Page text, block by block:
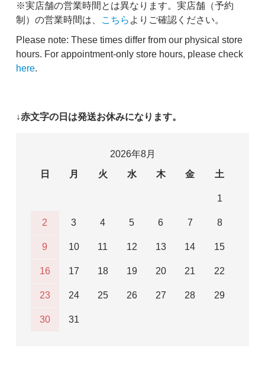
※実店舗の営業時間とは異なります。実店舗（予約
制）の営業時間は、
こちら よりご確認ください。
Please note: These times differ from our physical store
hours. For appointment-only store hours, please check
here.
↓赤文字の日は発送お休みになります。
2026年8月
日
月 火 水 木 金 土
1
2 3 4 5 6 7 8
9 10 11 12 13 14 15
16 17 18 19 20 21 22
23 24 25 26 27 28 29
30 31